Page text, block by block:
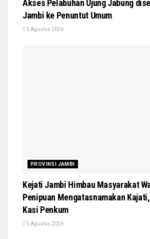
Akses Pelabuhan Ujung Jabung
Jambi ke Penuntut Umum
5 Agustus 2026
PROVINSI JAMBI
Kejati Jambi Himbau Masyarakat
Penipuan Mengatasnamakan
Kasi Penkum
5 Agustus 2026